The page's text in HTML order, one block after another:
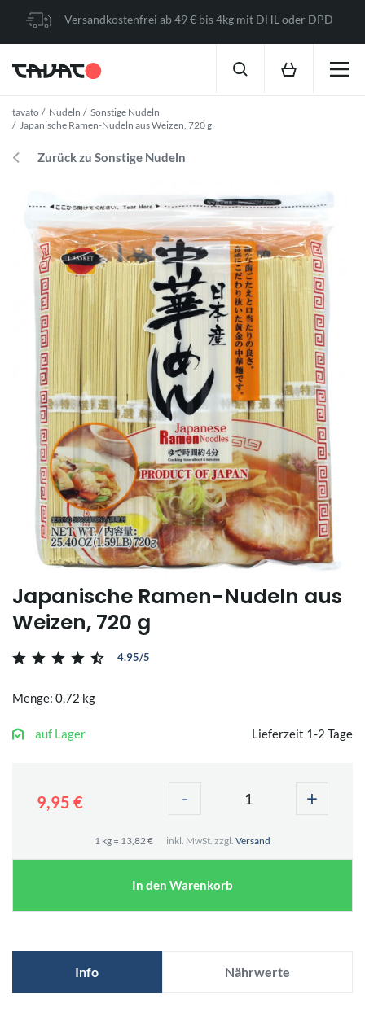
Versandkostenfrei ab 49 € bis 4kg mit DHL oder DPD
tavato Nudeln
Sonstige Nudeln
Japanische Ramen-Nudeln aus Weizen, 720 g
Zurück zu Sonstige Nudeln
Japanische Ramen-Nudeln aus
Weizen, 720 g
4.95/5
Menge: 0,72 kg
auf Lager Lieferzeit 1-2 Tage
9,95 € - +
1 kg = 13,82 € inkl. MwSt. zzgl. Versand
In den Warenkorb
Info Nährwerte